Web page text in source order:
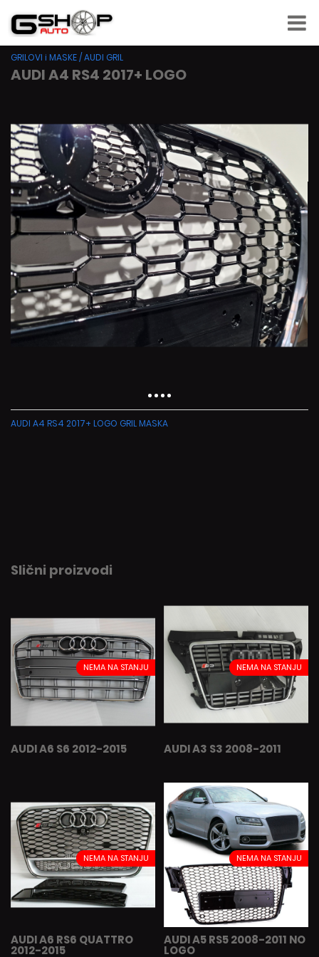
GRILOVI i MASKE /AUDI GRIL
AUDI A4 RS4 2017+ LOGO
AUDI A4 RS4 2017+ LOGO GRIL MASKA
Slični proizvodi
NEMA NA STANJU
AUDI A6 S6 2012-2015
NEMA NA STANJU
AUDI A3 S3 2008-2011
NEMA NA STANJU
AUDI A6 RS6 QUATTRO
2012-2015
NEMA NA STANJU
AUDI A5 RS5 2008-2011 NO
LOGO